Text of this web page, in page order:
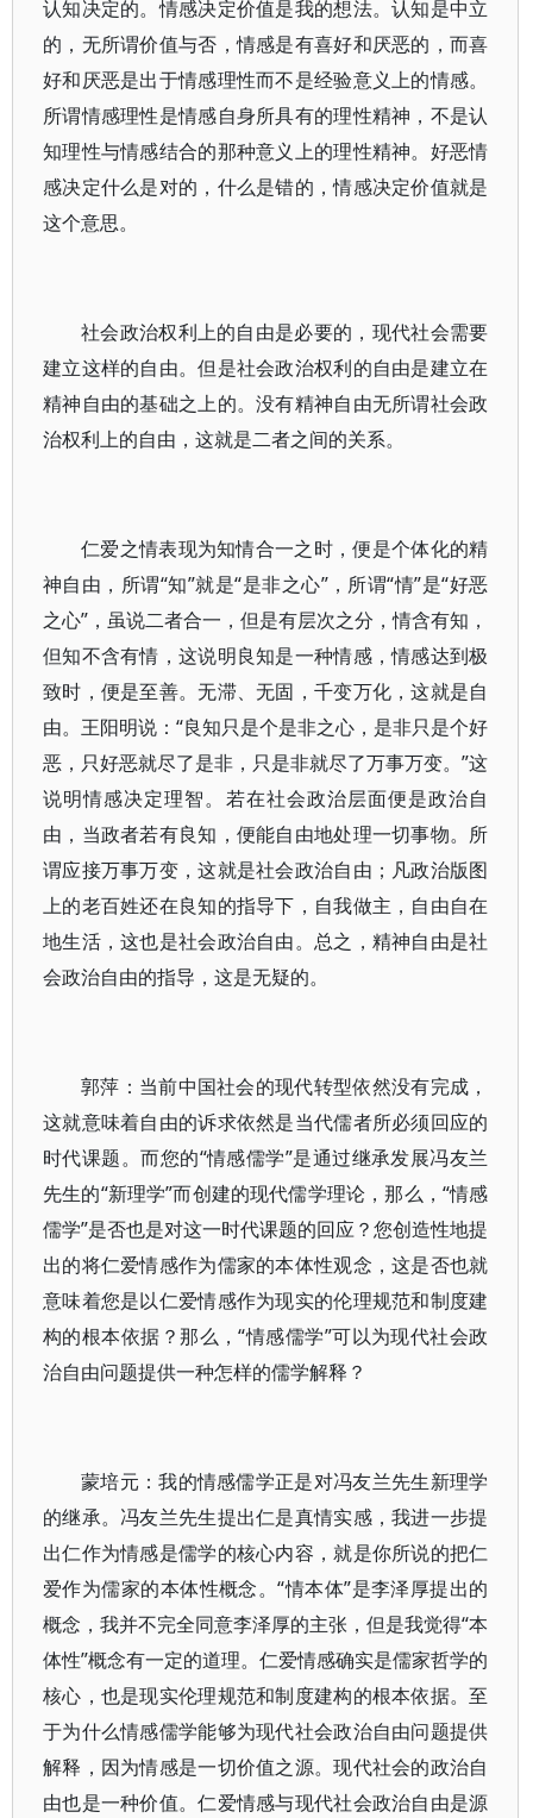
认知决定的。情感决定价值是我的想法。认知是中立
的，无所谓价值与否，情感是有喜好和厌恶的，而喜
好和厌恶是出于情感理性而不是经验意义上的情感。
所谓情感理性是情感自身所具有的理性精神，不是认
知理性与情感结合的那种意义上的理性精神。好恶情
感决定什么是对的，什么是错的，情感决定价值就是
这个意思。
社会政治权利上的自由是必要的，现代社会需要
建立这样的自由。但是社会政治权利的自由是建立在
精神自由的基础之上的。没有精神自由无所谓社会政
治权利上的自由，这就是二者之间的关系。
仁爱之情表现为知情合一之时，便是个体化的精
神自由，所谓“知”就是“是非之心”，所谓“情”是“好恶
之心”，虽说二者合一，但是有层次之分，情含有知，
但知不含有情，这说明良知是一种情感，情感达到极
致时，便是至善。无滞、无固，千变万化，这就是自
由。王阳明说：“良知只是个是非之心，是非只是个好
恶，只好恶就尽了是非，只是非就尽了万事万变。”这
说明情感决定理智。若在社会政治层面便是政治自
由，当政者若有良知，便能自由地处理一切事物。所
谓应接万事万变，这就是社会政治自由；凡政治版图
上的老百姓还在良知的指导下，自我做主，自由自在
地生活，这也是社会政治自由。总之，精神自由是社
会政治自由的指导，这是无疑的。
郭萍：当前中国社会的现代转型依然没有完成，
这就意味着自由的诉求依然是当代儒者所必须回应的
时代课题。而您的“情感儒学”是通过继承发展冯友兰
先生的“新理学”而创建的现代儒学理论，那么，“情感
儒学”是否也是对这一时代课题的回应？您创造性地提
出的将仁爱情感作为儒家的本体性观念，这是否也就
意味着您是以仁爱情感作为现实的伦理规范和制度建
构的根本依据？那么，“情感儒学”可以为现代社会政
治自由问题提供一种怎样的儒学解释？
蒙培元：我的情感儒学正是对冯友兰先生新理学
的继承。冯友兰先生提出仁是真情实感，我进一步提
出仁作为情感是儒学的核心内容，就是你所说的把仁
爱作为儒家的本体性概念。“情本体”是李泽厚提出的
概念，我并不完全同意李泽厚的主张，但是我觉得“本
体性”概念有一定的道理。仁爱情感确实是儒家哲学的
核心，也是现实伦理规范和制度建构的根本依据。至
于为什么情感儒学能够为现代社会政治自由问题提供
解释，因为情感是一切价值之源。现代社会的政治自
由也是一种价值。仁爱情感与现代社会政治自由是源